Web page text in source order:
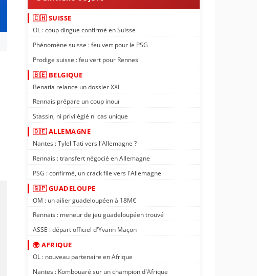
🇨🇭 SUISSE
OL : coup dingue confirmé en Suisse
Phénomène suisse : feu vert pour le PSG
Prodige suisse : feu vert pour Rennes
🇧🇪 BELGIQUE
Benatia relance un dossier XXL
Rennais prépare un coup inouï
Stassin, ni privilégié ni cas unique
🇩🇪 ALLEMAGNE
Nantes : Tylel Tati vers l'Allemagne ?
Rennais : transfert négocié en Allemagne
PSG : confirmé, un crack file vers l'Allemagne
🇬🇵 GUADELOUPE
OM : un ailier guadeloupéen à 18M€
Rennais : meneur de jeu guadeloupéen trouvé
ASSE : départ officiel d'Yvann Maçon
🌍 AFRIQUE
OL : nouveau partenaire en Afrique
Nantes : Kombouaré sur un champion d'Afrique